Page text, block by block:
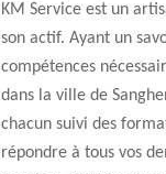
KM Service est un
son actif. Ayant un
compétences
dans la ville de
chacun suivi des
répondre à tous vos